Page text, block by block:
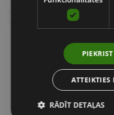
ATTEIKTIES
RĀDĪT DETAĻAS